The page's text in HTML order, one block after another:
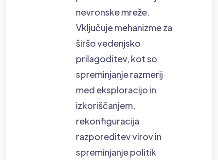
nevronske mreže.
Vključuje mehanizme za
širšo vedenjsko
prilagoditev, kot so
spreminjanje razmerij
med eksploracijo in
izkoriščanjem,
rekonfiguracija
razporeditev virov in
spreminjanje politik